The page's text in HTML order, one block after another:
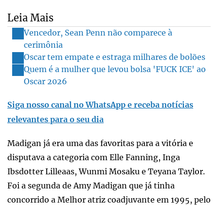
Leia Mais
Vencedor, Sean Penn não comparece à
cerimônia
Oscar tem empate e estraga milhares de bolões
Quem é a mulher que levou bolsa 'FUCK ICE' ao
Oscar 2026
Siga nosso canal no WhatsApp e receba notícias
relevantes para o seu dia
Madigan já era uma das favoritas para a vitória e
disputava a categoria com Elle Fanning, Inga
Ibsdotter Lilleaas, Wunmi Mosaku e Teyana Taylor.
Foi a segunda de Amy Madigan que já tinha
concorrido a Melhor atriz coadjuvante em 1995, pelo